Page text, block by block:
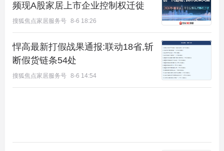
频现A股家居上市企业控制权迁徙
搜狐焦点家居服务号 8-6 18:26
悍高最新打假战果通报:联动18省,斩
断假货链条54处
搜狐焦点家居服务号 8-6 14:54